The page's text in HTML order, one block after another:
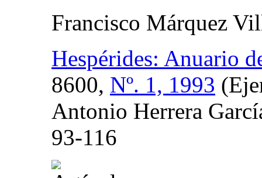
Francisco Márquez
Hespérides: Anuario
8600, Nº. 1, 1993
Antonio Herrera
93-116